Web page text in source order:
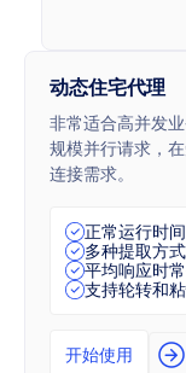
动态住宅代理
非常适合高并发
规模并行请求，
连接需求。
正常运行时
多种提取方式
平均响应时
支持轮转和
开始使用